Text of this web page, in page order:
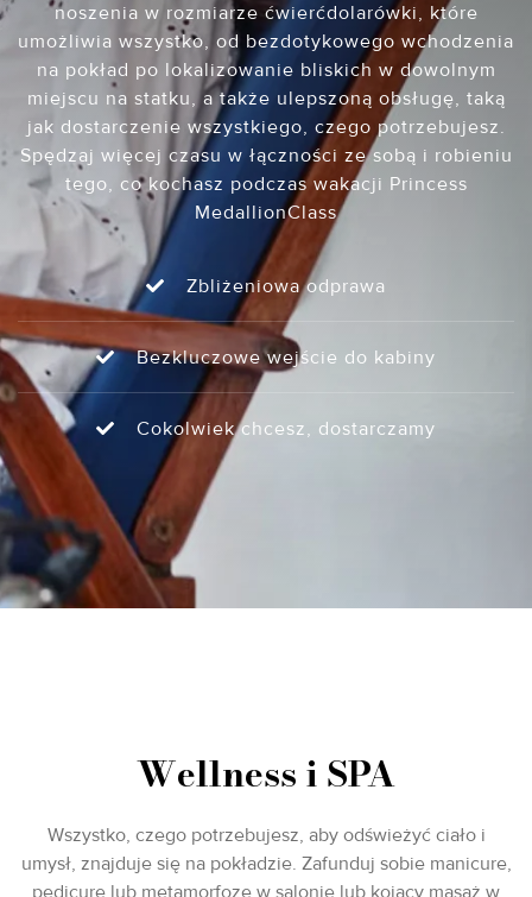
noszenia w rozmiarze ćwierćdolarówki, które
umożliwia wszystko, od bezdotykowego wchodzenia
na pokład po lokalizowanie bliskich w dowolnym
miejscu na statku, a także ulepszoną obsługę, taką
jak dostarczenie wszystkiego, czego potrzebujesz.
Spędzaj więcej czasu w łączności ze sobą i robieniu
tego, co kochasz podczas wakacji Princess
MedallionClass
Zbliżeniowa odprawa
Bezkluczowe wejście do kabiny
Cokolwiek chcesz, dostarczamy
Wellness i SPA
Wszystko, czego potrzebujesz, aby odświeżyć ciało i
umysł, znajduje się na pokładzie. Zafunduj sobie manicure,
pedicure lub metamorfozę w salonie lub kojący masaż w